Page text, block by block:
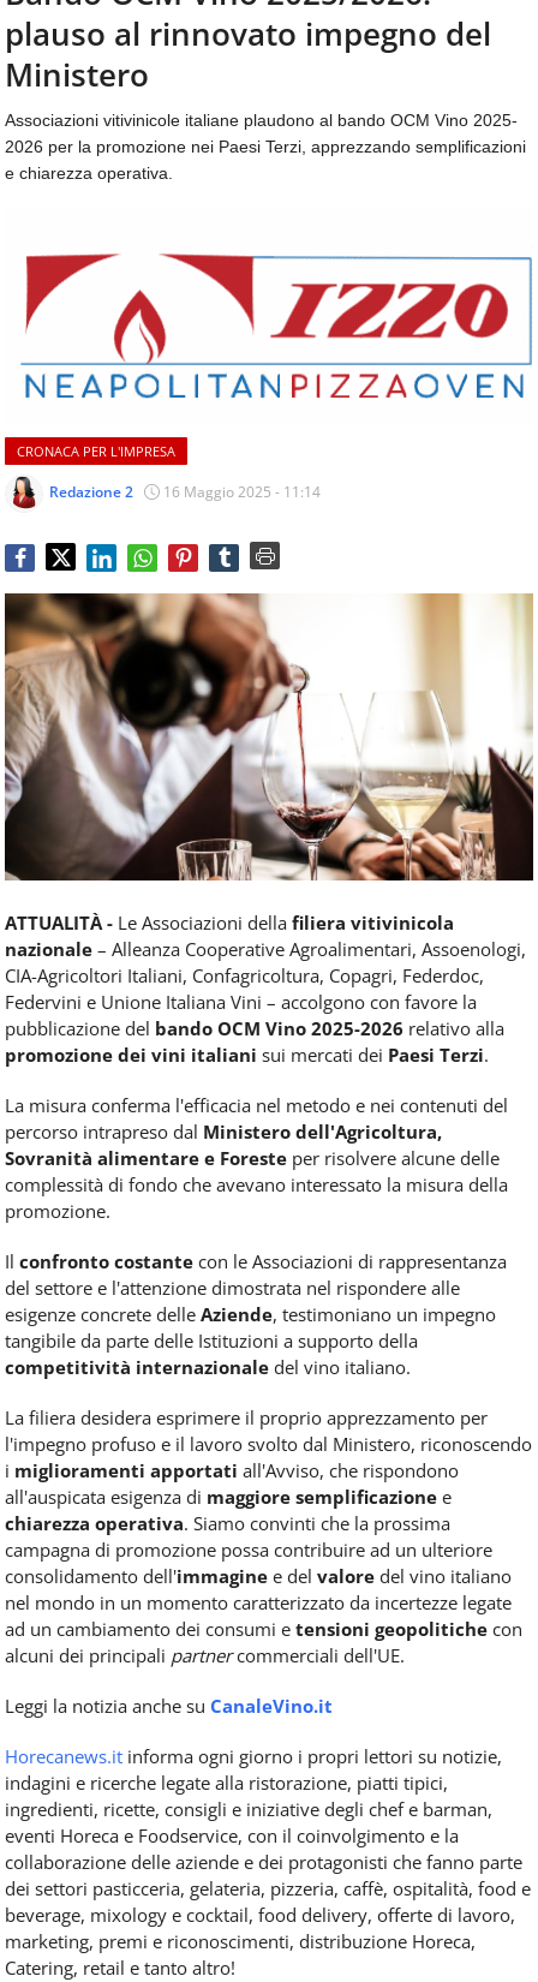
aggiornamenti
quotidiani
su
temi
come
ospitalità,
ristorazione,
catering
e
articoli
sul
mondo
dei
consumi
fuoricasa,
del
Food
Service
e
tutte
le
novità
del
comparto
Horeca.
CONTATTI
plauso al rinnovato impegno del
Ministero
Associazioni vitivinicole italiane plaudono al bando OCM Vino 2025-
2026 per la promozione nei Paesi Terzi, apprezzando semplificazioni
e chiarezza operativa.
CRONACA PER L'IMPRESA
Redazione 2 16 Maggio 2025 - 11:14
ATTUALITÀ - Le Associazioni della filiera vitivinicola
nazionale – Alleanza Cooperative Agroalimentari, Assoenologi,
CIA-Agricoltori Italiani, Confagricoltura, Copagri, Federdoc,
Federvini e Unione Italiana Vini – accolgono con favore la
pubblicazione del bando OCM Vino 2025-2026 relativo alla
promozione dei vini italiani sui mercati dei Paesi Terzi.
La misura conferma l'efficacia nel metodo e nei contenuti del
percorso intrapreso dal Ministero dell'Agricoltura,
Sovranità alimentare e Foreste per risolvere alcune delle
complessità di fondo che avevano interessato la misura della
promozione.
Il confronto costante con le Associazioni di rappresentanza
del settore e l'attenzione dimostrata nel rispondere alle
esigenze concrete delle Aziende, testimoniano un impegno
tangibile da parte delle Istituzioni a supporto della
competitività internazionale del vino italiano.
La filiera desidera esprimere il proprio apprezzamento per
l'impegno profuso e il lavoro svolto dal Ministero, riconoscendo
i miglioramenti apportati all'Avviso, che rispondono
all'auspicata esigenza di maggiore semplificazione e
chiarezza operativa. Siamo convinti che la prossima
campagna di promozione possa contribuire ad un ulteriore
consolidamento dell'immagine e del valore del vino italiano
nel mondo in un momento caratterizzato da incertezze legate
ad un cambiamento dei consumi e tensioni geopolitiche con
alcuni dei principali partnercommerciali dell'UE.
Leggi la notizia anche su CanaleVino.it
Horecanews.it informa ogni giorno i propri lettori su notizie,
indagini e ricerche legate alla ristorazione, piatti tipici,
ingredienti, ricette, consigli e iniziative degli chef e barman,
eventi Horeca e Foodservice, con il coinvolgimento e la
collaborazione delle aziende e dei protagonisti che fanno parte
dei settori pasticceria, gelateria, pizzeria, caffè, ospitalità, food e
beverage, mixology e cocktail, food delivery, offerte di lavoro,
marketing, premi e riconoscimenti, distribuzione Horeca,
Catering, retail e tanto altro!